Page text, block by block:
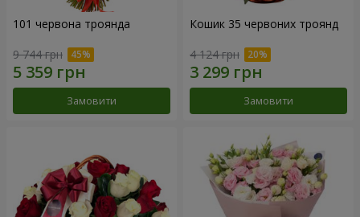
101 червона троянда
9 744 грн
Замовити
Кошик 35 червоних троянд
4 124 грн
Замовити